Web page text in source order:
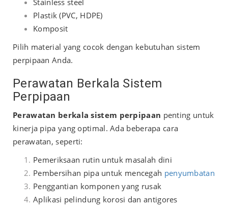
Stainless steel
Plastik (PVC, HDPE)
Komposit
Pilih material yang cocok dengan kebutuhan sistem
perpipaan Anda.
Perawatan Berkala Sistem
Perpipaan
Perawatan berkala sistem perpipaan penting untuk
kinerja pipa yang optimal. Ada beberapa cara
perawatan, seperti:
Pemeriksaan rutin untuk masalah dini
Pembersihan pipa untuk mencegah penyumbatan
Penggantian komponen yang rusak
Aplikasi pelindung korosi dan antigores